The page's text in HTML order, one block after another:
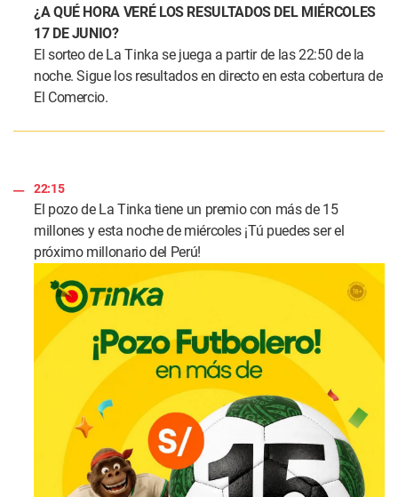
¿A QUÉ HORA VERÉ LOS RESULTADOS DEL MIÉRCOLES
17 DE JUNIO?
El sorteo de La Tinka se juega a partir de las 22:50 de la
noche. Sigue los resultados en directo en esta cobertura de
El Comercio.
22:15
El pozo de La Tinka tiene un premio con más de 15
millones y esta noche de miércoles ¡Tú puedes ser el
próximo millonario del Perú!